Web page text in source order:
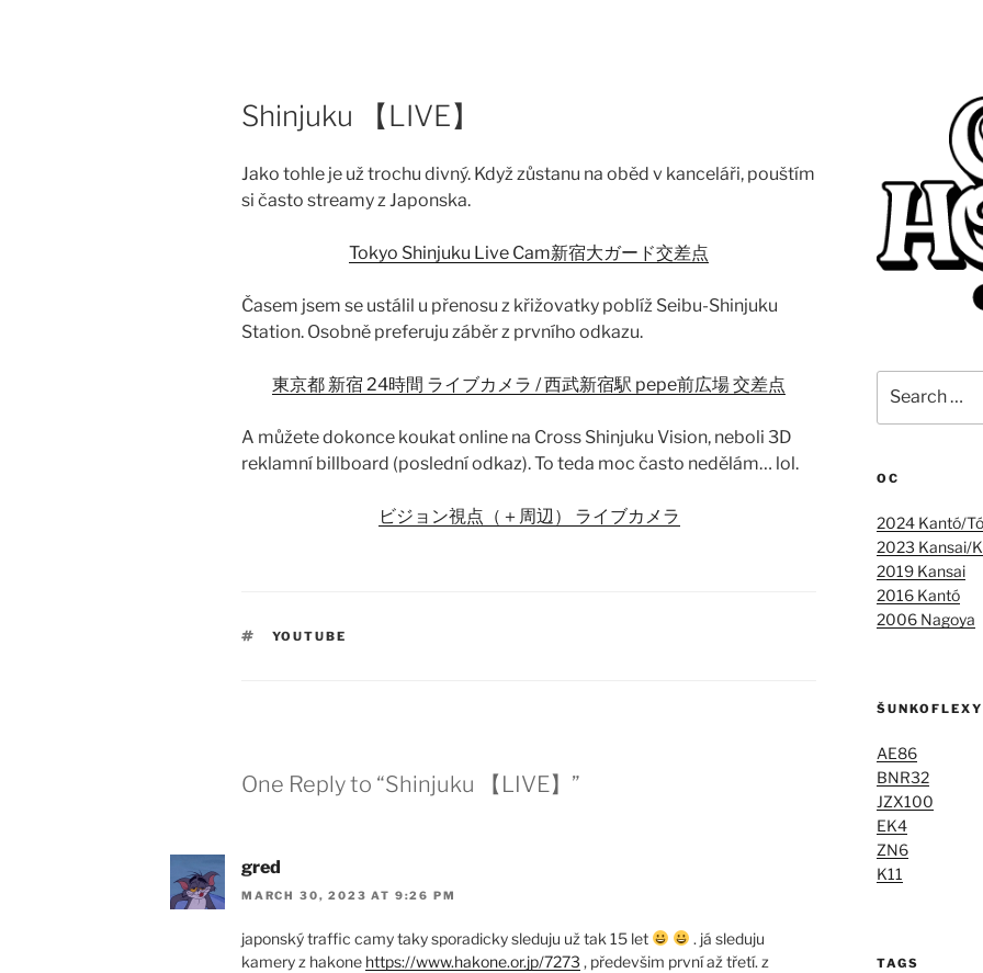
Shinjuku 【LIVE】
Jako tohle je už trochu divný. Když zůstanu na oběd v kanceláři, pouštím
si často streamy z Japonska.
Tokyo Shinjuku Live Cam新宿大ガード交差点
Časem jsem se ustálil u přenosu z křižovatky poblíž Seibu-Shinjuku
Station. Osobně preferuju záběr z prvního odkazu.
東京都 新宿 24時間 ライブカメラ / 西武新宿駅 pepe前広場 交差点
A můžete dokonce koukat online na Cross Shinjuku Vision, neboli 3D
reklamní billboard (poslední odkaz). To teda moc často nedělám… lol.
ビジョン視点（＋周辺） ライブカメラ
TAGS
YOUTUBE
One Reply to “Shinjuku 【LIVE】”
gred
MARCH 30, 2023 AT 9:26 PM
japonský traffic camy taky sporadicky sleduju už tak 15 let
. já sleduju
kamery z hakone https://www.hakone.or.jp/7273 , předevšim první až třetí. z
for:
OC
2024 Kantó/
2023 Kansai/
2019 Kansai
2016 Kantó
2006 Nagoya
ŠUNKOFLEXY
AE86
BNR32
JZX100
EK4
ZN6
K11
TAGS